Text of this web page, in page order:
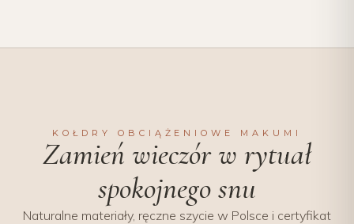
KOŁDRY OBCIĄŻENIOWE MAKUMI
Zamień wieczór w rytuał
spokojnego snu
Naturalne materiały, ręczne szycie w Polsce i certyfikat